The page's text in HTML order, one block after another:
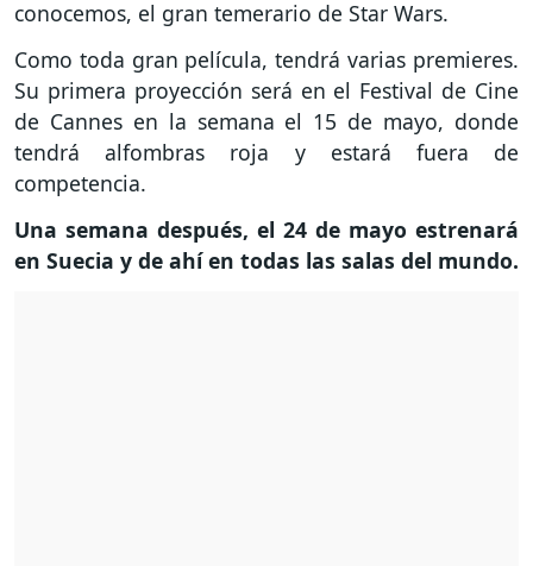
conocemos, el gran temerario de Star Wars.
Como toda gran película, tendrá varias premieres.
Su primera proyección será en el Festival de Cine
de Cannes en la semana el 15 de mayo, donde
tendrá alfombras roja y estará fuera de
competencia.
Una semana después, el 24 de mayo estrenará
en Suecia y de ahí en todas las salas del mundo.